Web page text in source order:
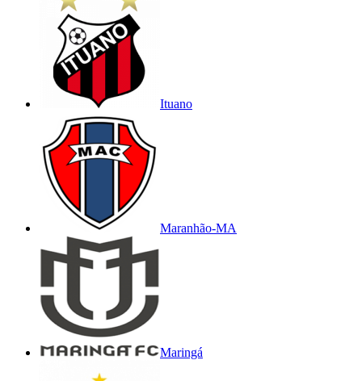
Ituano
Maranhão-MA
Maringá